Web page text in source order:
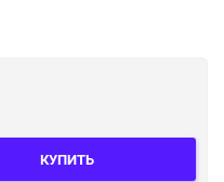
КУПИТЬ